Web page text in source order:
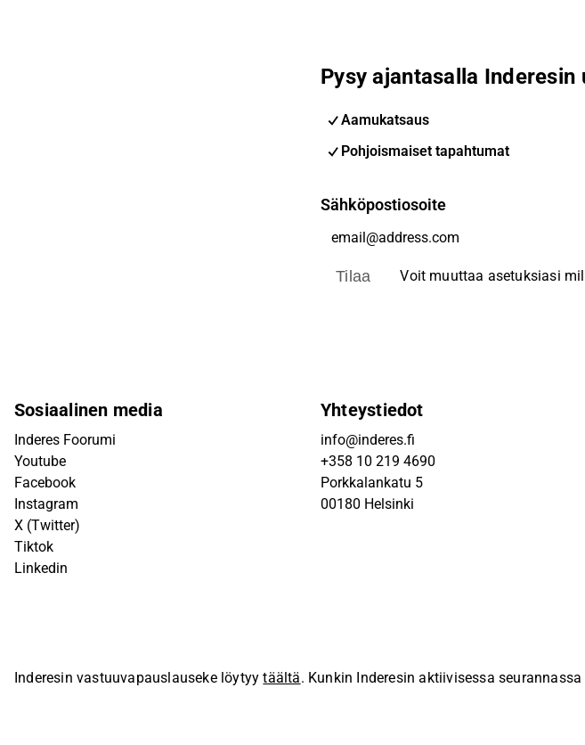
Pysy ajantasalla
Aamukatsaus
Pohjoismaiset tapahtumat
Sähköpostiosoite
Tilaa Voit muuttaa asetuksiasi
Sosiaalinen media
Inderes Foorumi
Youtube
Facebook
Instagram
X (Twitter)
Tiktok
Linkedin
Yhteystiedot
info@inderes.fi
+358 10 219 4690
Porkkalankatu 5
00180 Helsinki
Inderesin vastuuvapauslauseke löytyytäältä. Kunkin Inderesin aktiivisessa